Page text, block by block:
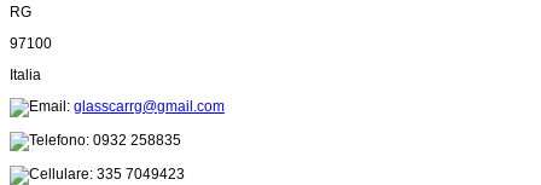
RG
97100
Italia
glasscarrg@gmail.com
0932 258835
335 7049423